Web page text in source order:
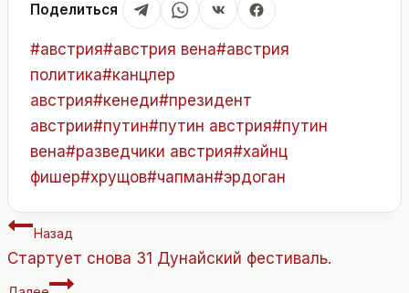
Поделиться
Метки
записи:
#австрия#австрия вена#австрия
политика#канцлер
австрия#кенеди#президент
австрии#путин#путин австрия#путин
вена#разведчики австрия#хайнц
фишер#хрущов#чапман#эрдоган
Навигация
по
Назад
Стартует снова 31 Дунайский фестиваль.